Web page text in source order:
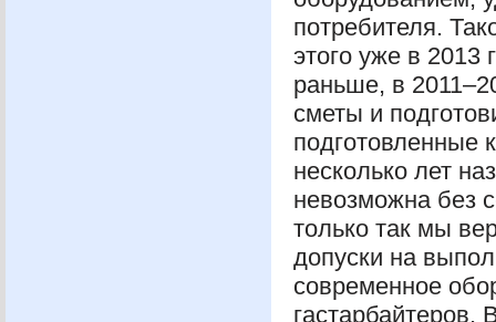
потребителя.
этого уже в 2013
раньше, в
сметы и
подготовленные
несколько лет
невозможна без
только так мы
допуски на
современное